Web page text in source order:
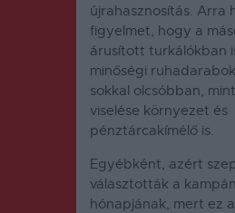
újrahasznosítás. Arra
figyelmet, hogy a
árusított turkálókban
minőségi
sokkal olcsóbban,
viselése környezet és
pénztárcakímélő is.
Egyébként, azért
választották a
hónapjának, mert ez